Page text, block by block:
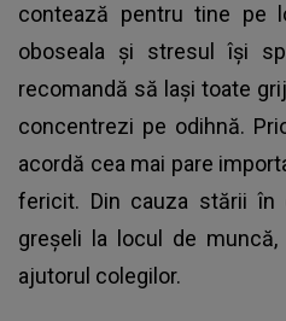
contează pentru tine pe
oboseala și stresul își
recomandă să lași toate
concentrezi pe odihnă.
acordă cea mai pare
fericit. Din cauza stării
greșeli la locul de
ajutorul colegilor.